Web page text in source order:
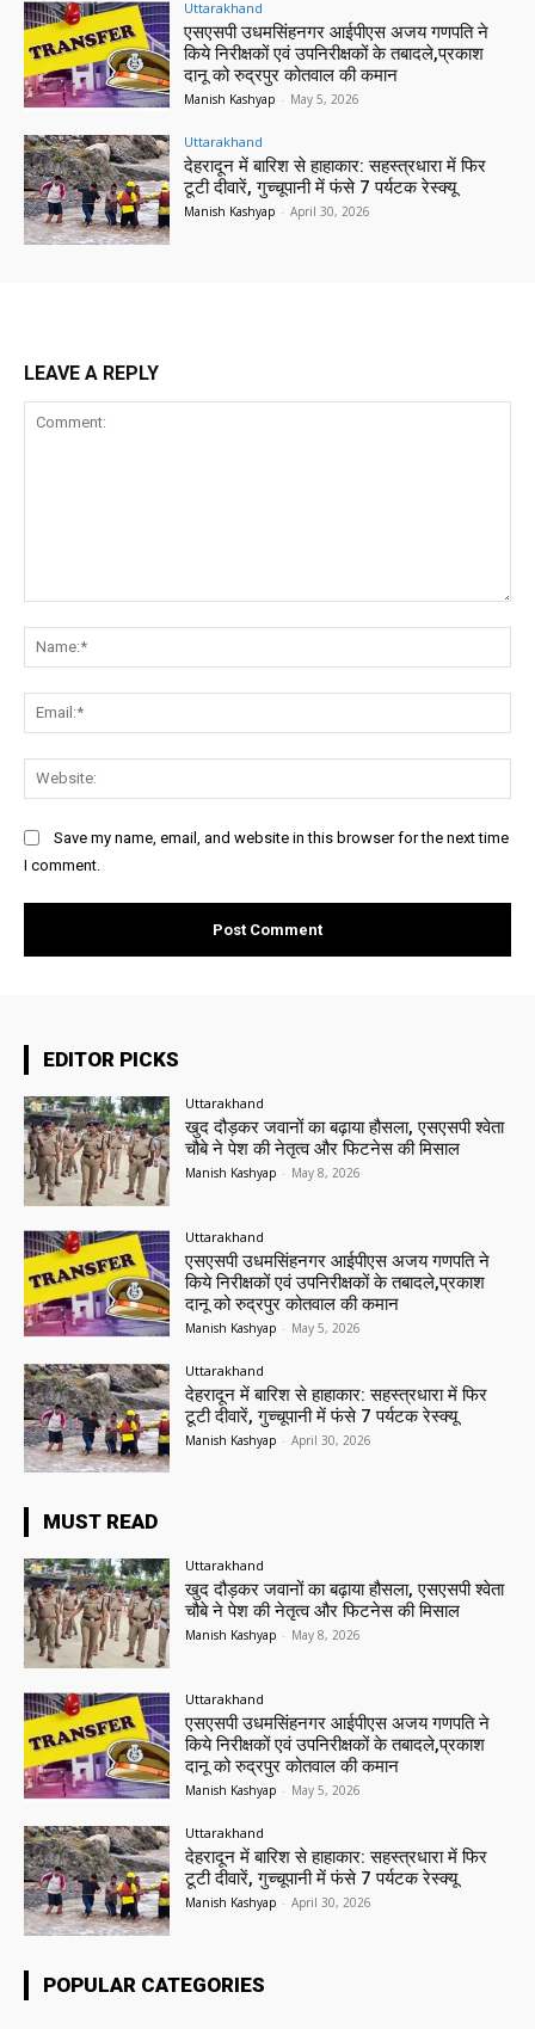
Uttarakhand
एसएसपी उधमसिंहनगर आईपीएस अजय गणपति ने
किये निरीक्षकों एवं उपनिरीक्षकों के तबादले,प्रकाश
दानू को रुद्रपुर कोतवाल की कमान
Manish Kashyap - May 5, 2026
Uttarakhand
देहरादून में बारिश से हाहाकार: सहस्त्रधारा में फिर
टूटी दीवारें, गुच्चूपानी में फंसे 7 पर्यटक रेस्क्यू
Manish Kashyap - April 30, 2026
LEAVE A REPLY
Save my name, email, and website in this browser for the next time
I comment.
EDITOR PICKS
Uttarakhand
खुद दौड़कर जवानों का बढ़ाया हौसला, एसएसपी श्वेता
चौबे ने पेश की नेतृत्व और फिटनेस की मिसाल
Manish Kashyap - May 8, 2026
Uttarakhand
एसएसपी उधमसिंहनगर आईपीएस अजय गणपति ने
किये निरीक्षकों एवं उपनिरीक्षकों के तबादले,प्रकाश
दानू को रुद्रपुर कोतवाल की कमान
Manish Kashyap - May 5, 2026
Uttarakhand
देहरादून में बारिश से हाहाकार: सहस्त्रधारा में फिर
टूटी दीवारें, गुच्चूपानी में फंसे 7 पर्यटक रेस्क्यू
Manish Kashyap - April 30, 2026
MUST READ
Uttarakhand
खुद दौड़कर जवानों का बढ़ाया हौसला, एसएसपी श्वेता
चौबे ने पेश की नेतृत्व और फिटनेस की मिसाल
Manish Kashyap - May 8, 2026
Uttarakhand
एसएसपी उधमसिंहनगर आईपीएस अजय गणपति ने
किये निरीक्षकों एवं उपनिरीक्षकों के तबादले,प्रकाश
दानू को रुद्रपुर कोतवाल की कमान
Manish Kashyap - May 5, 2026
Uttarakhand
देहरादून में बारिश से हाहाकार: सहस्त्रधारा में फिर
टूटी दीवारें, गुच्चूपानी में फंसे 7 पर्यटक रेस्क्यू
Manish Kashyap - April 30, 2026
POPULAR CATEGORIES